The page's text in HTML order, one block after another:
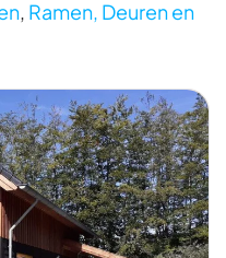
, Ramen, Deuren en